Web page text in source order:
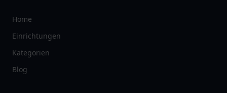
Home
Einrichtungen
Kategorien
Blog